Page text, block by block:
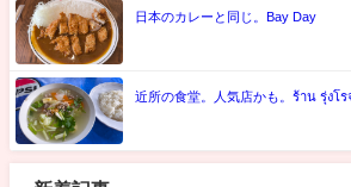
日本のカレーと同じ。Bay Day
近所の食堂。人気店かも。ร้าน รุ่งโ